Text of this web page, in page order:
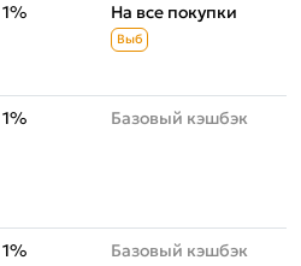
1% На все покупки
Выб
1% Базовый кэшбэк
1% Базовый кэшбэк